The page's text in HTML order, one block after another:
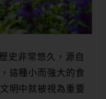
史非常悠久，源自
這種小而強大的食
明中就被視為重要